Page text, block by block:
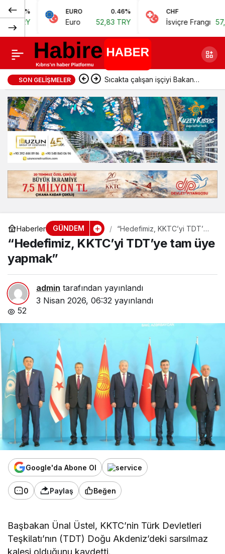
EURO 0.46%
Euro 52,83 TRY
CHF
İsviçre Frangı 57,38 TRY
SON GELIŞMELER Sıcakta çalışan işçiyi Bakan
yakaladı
Haberler GÜNDEM
“Hedefimiz, KKTC’yi TDT’ye
tam üye yapmak”
“Hedefimiz, KKTC’yi TDT’ye tam üye
yapmak”
admin tarafından yayınlandı
3 Nisan 2026, 06:32 yayınlandı
52
Google'da Abone Ol
0 Paylaş Beğen
Başbakan Ünal Üstel, KKTC’nin Türk Devletleri
Teşkilatı’nın (TDT) Doğu Akdeniz’deki sarsılmaz
TDT devletlerine
KKTC çağrısı